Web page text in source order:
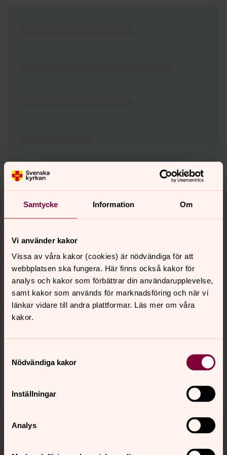
Samtycke Information Om
Vi använder kakor
Vissa av våra kakor (cookies) är nödvändiga för att
webbplatsen ska fungera. Här finns också kakor för
analys och kakor som förbättrar din användarupplevelse,
samt kakor som används för marknadsföring och när vi
länkar vidare till andra plattformar. Läs mer om våra
kakor.
Nödvändiga kakor
Inställningar
Analys
Tillbaka till toppen
Tillbaka till innehållet
Kontakt
Kalender
Hitta snabbt
Sociala kanaler